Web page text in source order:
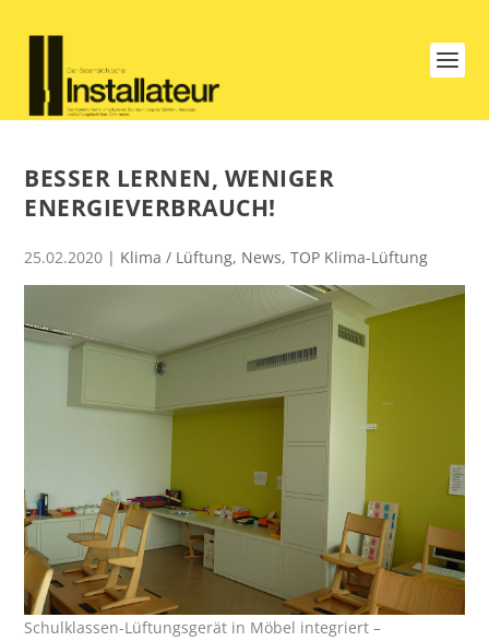
BESSER LERNEN, WENIGER
ENERGIEVERBRAUCH!
25.02.2020 | Klima / Lüftung, News,TOP Klima-Lüftung
Schulklassen-Lüftungsgerät in Möbel integriert –